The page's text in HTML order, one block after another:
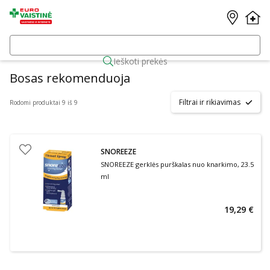
Ieškoti prekės
Bosas rekomenduoja
Rodomi produktai 9 iš 9 Filtrai ir rikiavimas
SNOREEZE
SNOREEZE gerklės purškalas nuo knarkimo, 23.5
ml
19,29 €